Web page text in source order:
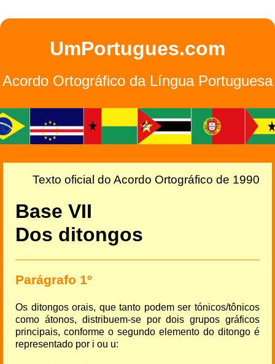
UmPortugues.com
Acordo Ortográfico da Língua Portuguesa
Texto oficial do Acordo Ortográfico de 1990
Base VII
Dos ditongos
Parágrafo 1º
Os ditongos orais, que tanto podem ser tónicos/tônicos
como átonos, distribuem-se por dois grupos gráficos
principais, conforme o segundo elemento do ditongo é
representado por i ou u: